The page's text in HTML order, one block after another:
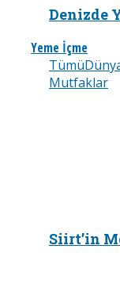
Denizde
Yeme İçme
Tümü
Mutfaklar
Siirt’in